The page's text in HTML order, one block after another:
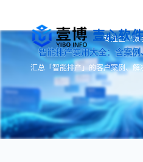
壹心软
专注企业数
智能排产实用大全：含案
汇总「智能排产」的客户案例、